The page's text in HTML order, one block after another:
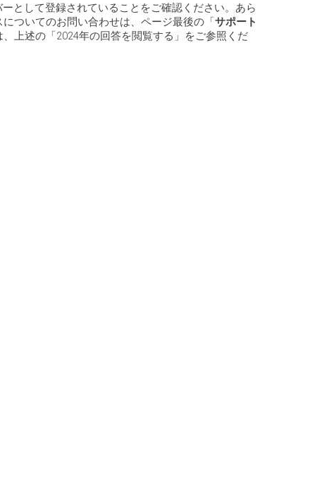
として登録されていることをご確認ください。あら
ついてのお問い合わせは、ページ最後の「サポート
上述の「2024年の回答を閲覧する」をご参照くだ